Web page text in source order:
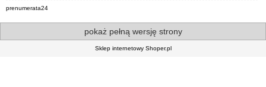
prenumerata24
pokaż pełną wersję strony
Sklep internetowy Shoper.pl